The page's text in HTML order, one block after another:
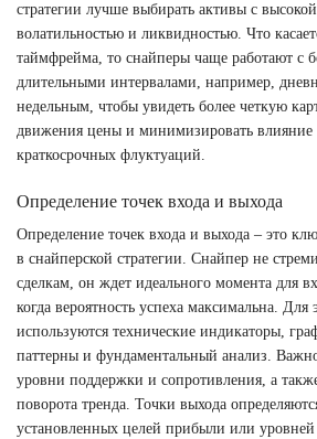
стратегии лучше выбирать активы с высокой
волатильностью и ликвидностью. Что
таймфрейма, то снайперы чаще работают с
длительными интервалами, например,
недельным, чтобы увидеть более четкую
движения цены и минимизировать влияние
краткосрочных флуктуаций.
Определение точек входа и выхода
Определение точек входа и выхода – это
в снайперской стратегии. Снайпер не
сделкам, он ждет идеального момента для
когда вероятность успеха максимальна. Для
используются технические индикаторы,
паттерны и фундаментальный анализ.
уровни поддержки и сопротивления, а
поворота тренда. Точки выхода
установленных целей прибыли или уровней